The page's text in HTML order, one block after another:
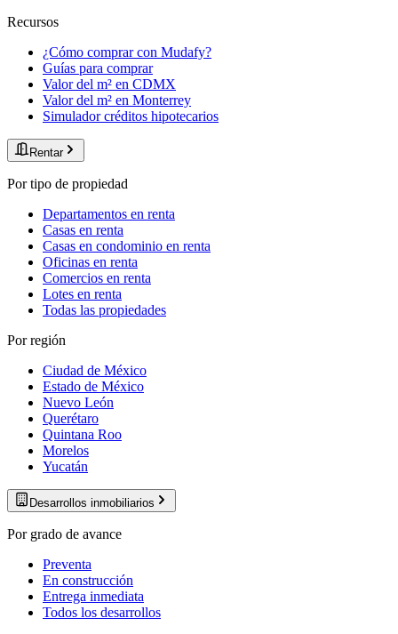
Recursos
¿Cómo comprar con Mudafy?
Guías para comprar
Valor del m² en CDMX
Valor del m² en Monterrey
Simulador créditos hipotecarios
Rentar
Por tipo de propiedad
Departamentos en renta
Casas en renta
Casas en condominio en renta
Oficinas en renta
Comercios en renta
Lotes en renta
Todas las propiedades
Por región
Ciudad de México
Estado de México
Nuevo León
Querétaro
Quintana Roo
Morelos
Yucatán
Desarrollos inmobiliarios
Por grado de avance
Preventa
En construcción
Entrega inmediata
Todos los desarrollos